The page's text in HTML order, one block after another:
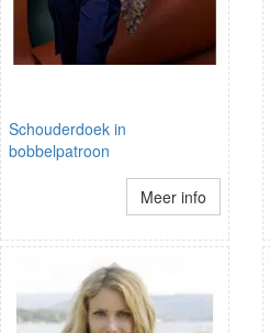
Schouderdoek in
bobbelpatroon
Meer info